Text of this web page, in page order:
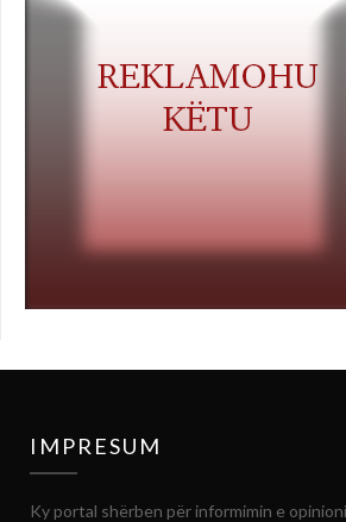
IMPRESUM
Ky portal shërben për informimin e